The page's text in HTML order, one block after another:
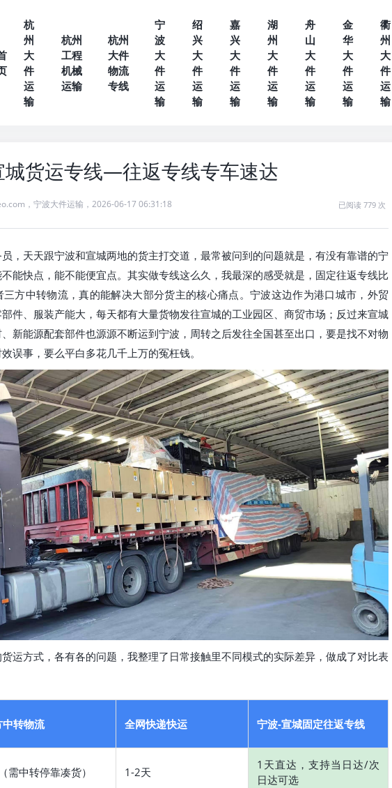
杭
州
大
件
运
输
杭州
工程
机械
运输
杭州
大件
物流
专线
宁
波
大
件
运
输
绍
兴
大
件
运
输
嘉
兴
大
件
运
输
湖
州
大
件
运
输
舟
山
大
件
运
输
金
华
大
件
运
输
衢
州
大
件
运
输
城货运专线—往返专线专车速达
， 宁波大件运输 ， 2026-06-17 06:31:18 已阅读 779 次
，天天跟宁波和宣城两地的货主打交道，最常被问到的问题就是，有没有靠谱的宁
能快点，能不能便宜点。其实做专线这么久，我最深的感受就是，固定往返专线比
方中转物流，真的能解决大部分货主的核心痛点。宁波这边作为港口城市，外贸
件、服装产能大，每天都有大量货物发往宣城的工业园区、商贸市场；反过来宣城
新能源配套部件也源源不断运到宁波，周转之后发往全国甚至出口，要是找不对物
误事，要么平白多花几千上万的冤枉钱。
运方式，各有各的问题，我整理了日常接触里不同模式的实际差异，做成了对比表
转物流 全网快递快运 宁波-宣城固定往返专线
需中转停靠凑货） 1-2天
1天直达，支持当日达/次
日达可选